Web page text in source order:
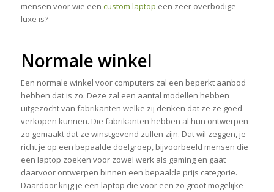
mensen voor wie een custom laptop een zeer overbodige
luxe is?
Normale winkel
Een normale winkel voor computers zal een beperkt aanbod
hebben dat is zo. Deze zal een aantal modellen hebben
uitgezocht van fabrikanten welke zij denken dat ze ze goed
verkopen kunnen. Die fabrikanten hebben al hun ontwerpen
zo gemaakt dat ze winstgevend zullen zijn. Dat wil zeggen, je
richt je op een bepaalde doelgroep, bijvoorbeeld mensen die
een laptop zoeken voor zowel werk als gaming en gaat
daarvoor ontwerpen binnen een bepaalde prijs categorie.
Daardoor krijg je een laptop die voor een zo groot mogelijke